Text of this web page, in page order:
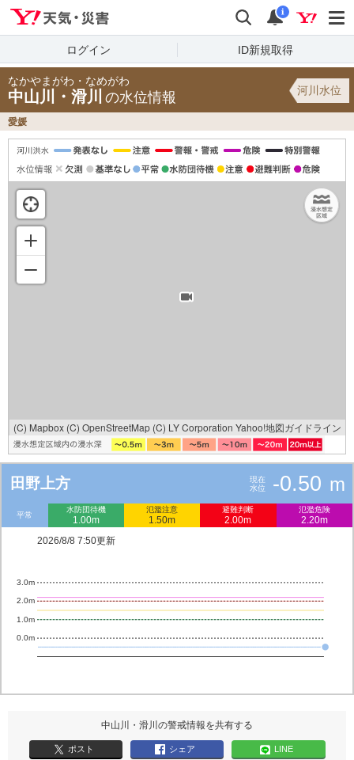
検索 通知
i
ログイン ID新規取得
なかやまがわ・なめがわ
中山川・滑川 の水位情報 河川水位
愛媛
(C) Mapbox (C) OpenStreetMap (C) LY Corporation Yahoo!地図ガイドライン
田野上方
現在
水位
-0.50 m
平常
水防団待機
1.00m
氾濫注意
1.50m
避難判断
2.00m
氾濫危険
2.20m
2026/8/8 7:50更新
0.0m
1.0m
2.0m
3.0m
中山川・滑川の警戒情報を共有する
ポスト シェア LINE